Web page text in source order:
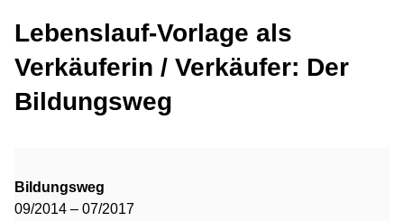
Lebenslauf-Vorlage als
Verkäuferin / Verkäufer: Der
Bildungsweg
Bildungsweg
09/2014 – 07/2017